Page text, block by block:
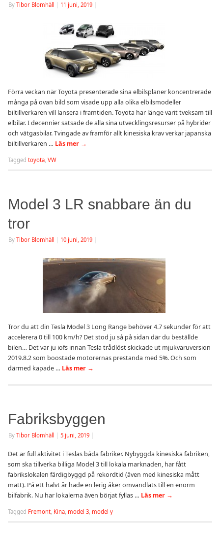
By Tibor Blomhäll 11 juni, 2019
Förra veckan när Toyota presenterade sina elbilsplaner koncentrerade
många på ovan bild som visade upp alla olika elbilsmodeller
biltillverkaren vill lansera i framtiden. Toyota har länge varit tveksam till
elbilar. I decennier satsade de alla sina utvecklingsresurser på hybrider
och vätgasbilar. Tvingade av framför allt kinesiska krav verkar japanska
biltillverkaren … Läs mer →
Tagged toyota VW
Model 3 LR snabbare än du
tror
By Tibor Blomhäll 10 juni, 2019
Tror du att din Tesla Model 3 Long Range behöver 4.7 sekunder för att
accelerera 0 till 100 km/h? Det stod ju så på sidan där du beställde
bilen… Det var ju iofs innan Tesla trådlöst skickade ut mjukvaruversion
2019.8.2 som boostade motorernas prestanda med 5%. Och som
därmed kapade … Läs mer →
Fabriksbyggen
By Tibor Blomhäll 5 juni, 2019
Det är full aktivitet i Teslas båda fabriker. Nybyggda kinesiska fabriken,
som ska tillverka billiga Model 3 till lokala marknaden, har fått
fabrikslokalen färdigbyggd på rekordtid (även med kinesiska mått
mätt). På ett halvt år hade en lerig åker omvandlats till en enorm
bilfabrik. Nu har lokalerna även börjat fyllas … Läs mer →
Tagged Fremont Kina model 3 model y